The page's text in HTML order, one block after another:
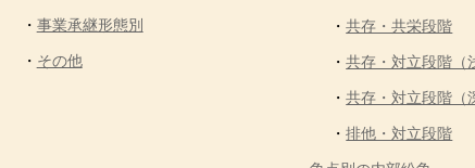
事業承継形態別
その他
共存・共栄段階
共存・対立段階（
共存・対立段階（
排他・対立段階